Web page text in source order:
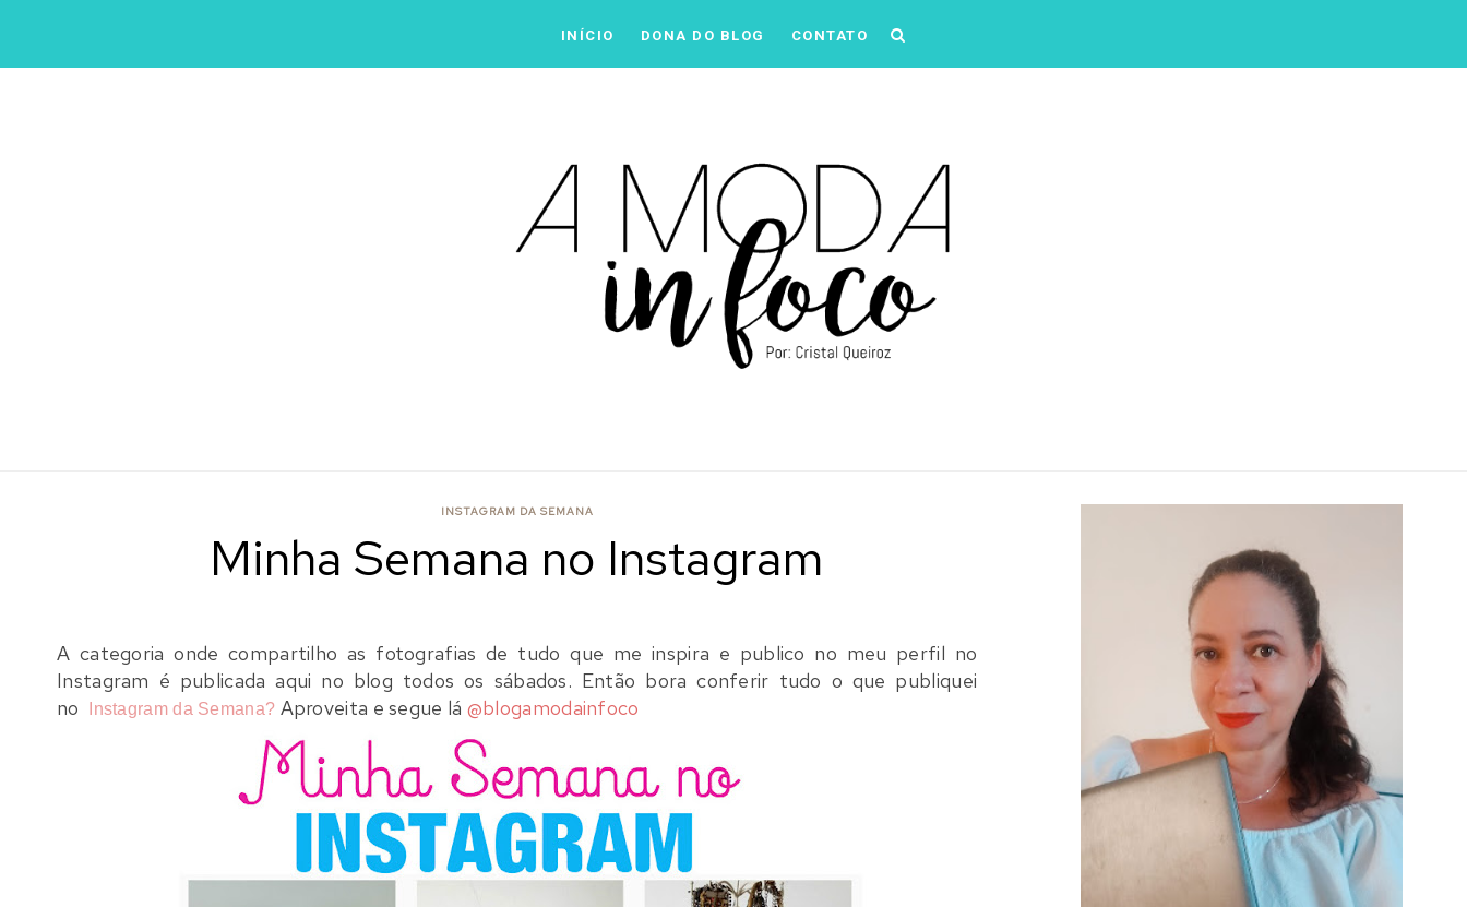
INÍCIO DONA DO BLOG CONTATO
INSTAGRAM DA SEMANA
Minha Semana no Instagram
A categoria onde compartilho as fotografias de tudo que me inspira e publico no meu perfil no
Instagram é publicada aqui no blog todos os sábados. Então bora conferir tudo o que publiquei
no
Instagram da Semana? Aproveita e segue lá @blogamodainfoco